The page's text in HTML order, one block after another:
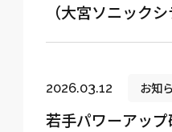
（大宮ソニック
ドライバー採用
2026.03.12 お知
若手パワーアッ